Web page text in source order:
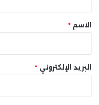
* الاسم *
البريد الإلكتروني *